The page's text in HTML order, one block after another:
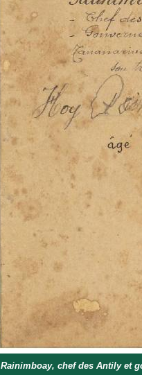
Rainimboay, chef des Antily et